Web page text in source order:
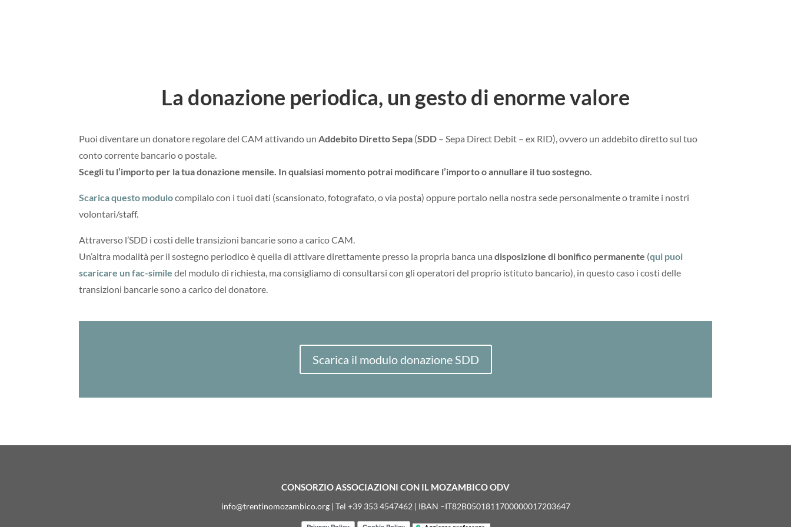
La donazione periodica, un gesto di enorme valore
Puoi diventare un donatore regolare del CAM attivando un Addebito Diretto Sepa (SDD – Sepa Direct Debit – ex RID), ovvero un addebito diretto sul tuo
conto corrente bancario o postale.
Scegli tu l’importo per la tua donazione mensile. In qualsiasi momento potrai modificare l’importo o annullare il tuo sostegno.
Scarica questo modulocompilalo con i tuoi dati (scansionato, fotografato, o via posta) oppure portalo nella nostra sede personalmente o tramite i nostri
volontari/staff.
Attraverso l’SDD i costi delle transizioni bancarie sono a carico CAM.
Un’altra modalità per il sostegno periodico è quella di attivare direttamente presso la propria banca una disposizione di bonifico permanente (qui puoi
scaricare un fac-simile del modulo di richiesta, ma consigliamo di consultarsi con gli operatori del proprio istituto bancario), in questo caso i costi delle
transizioni bancarie sono a carico del donatore.
Scarica il modulo donazione SDD
CONSORZIO ASSOCIAZIONI CON IL MOZAMBICO ODV
info@trentinomozambico.org | Tel +39 353 4547462 | IBAN –IT82B0501811700000017203647